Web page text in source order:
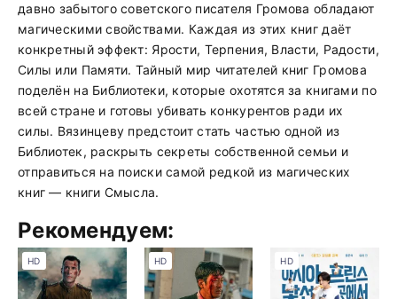
давно забытого советского писателя Громова обладают
магическими свойствами. Каждая из этих книг даёт
конкретный эффект: Ярости, Терпения, Власти, Радости,
Силы или Памяти. Тайный мир читателей книг Громова
поделён на Библиотеки, которые охотятся за книгами по
всей стране и готовы убивать конкурентов ради их
силы. Вязинцеву предстоит стать частью одной из
Библиотек, раскрыть секреты собственной семьи и
отправиться на поиски самой редкой из магических
книг — книги Смысла.
Рекомендуем:
HD HD HD